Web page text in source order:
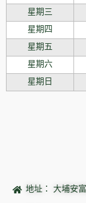
星期三
星期四
星期五
星期六
星期日
地址： 大埔安